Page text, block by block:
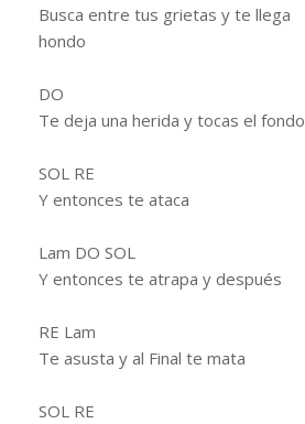
Busca entre tus grietas y te llega
hondo
DO
Te deja una herida y tocas el fondo
SOL RE
Y entonces te ataca
Lam DO SOL
Y entonces te atrapa y después
RE Lam
Te asusta y al Final te mata
SOL RE